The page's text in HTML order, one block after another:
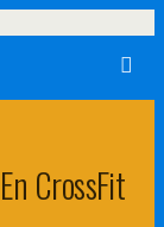
CrossFit